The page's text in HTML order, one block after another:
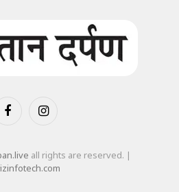
FacebookInstagram
all rights are reserved. |